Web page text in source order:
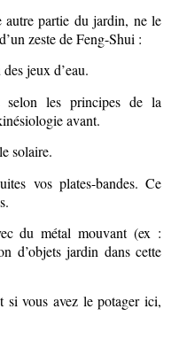
autre partie du jardin, ne le
zeste de Feng-Shui :
jeux d’eau.
les principes de la
avant.
solaire.
vos plates-bandes. Ce
du métal mouvant (ex :
d’objets jardin dans cette
si vous avez le potager ici,